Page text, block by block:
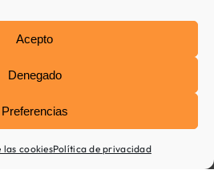
Acepto
Denegado
Preferencias
cookiesPolítica de privacidad
nuestro
La
Pobla